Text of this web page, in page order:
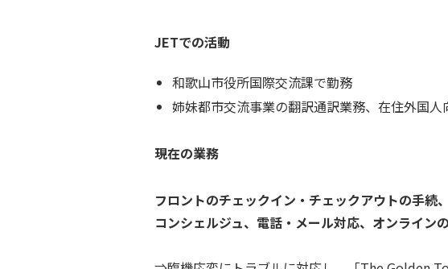
JETでの活動
和歌山市役所国際交流課で勤務
姉妹都市交流事業の翻訳通訳業務、在住外国
現在の業務
フロントのチェックイン・チェックアウトの手続
コンシェルジュ、電話・メール対応、オンライン